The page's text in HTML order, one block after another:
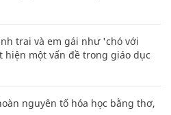
trai và em gái như 'chó với
một vấn đề trong giáo dục
nguyên tố hóa học bằng thơ,